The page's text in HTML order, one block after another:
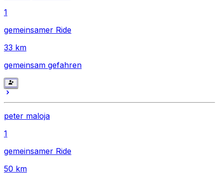
1
gemeinsamer Ride
33 km
gemeinsam gefahren
peter maloja
1
gemeinsamer Ride
50 km